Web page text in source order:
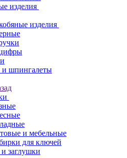
изделия
изделия
и шпингалеты
и мебельные
для ключей
заглушки